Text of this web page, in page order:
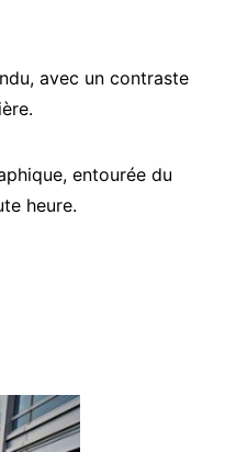
avec un contraste
entourée du
heure.